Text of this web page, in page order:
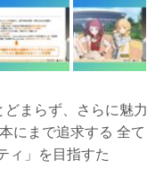
まらず、さらに魅力
にまで追求する 全て
ィ」を目指すた